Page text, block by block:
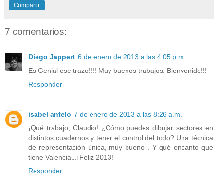
Compartir
7 comentarios:
Diego Jappert 6 de enero de 2013 a las 4:05 p.m.
Es Genial ese trazo!!!! Muy buenos trabajos. Bienvenido!!!
Responder
isabel antelo 7 de enero de 2013 a las 8:26 a.m.
¡Qué trabajo, Claudio! ¿Cómo puedes dibujar sectores en
distintos cuadernos y tener el control del todo? Una técnica
de representación única, muy bueno . Y qué encanto que
tiene Valencia...¡Feliz 2013!
Responder